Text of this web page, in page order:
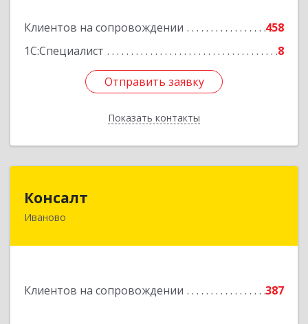
Клиентов на сопровождении
458
1С:Специалист
8
Отправить заявку
Показать контакты
Подробнее
Отправить заявку
Назад
Консалт
Иваново
Клиентов на сопровождении 387
153000, Ивановская обл, Иваново г, Жарова ул,